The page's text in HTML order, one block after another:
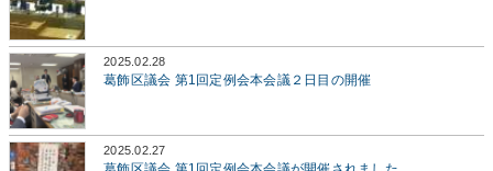
2025.02.28
葛飾区議会 第1回定例会本会議２日目の開催
2025.02.27